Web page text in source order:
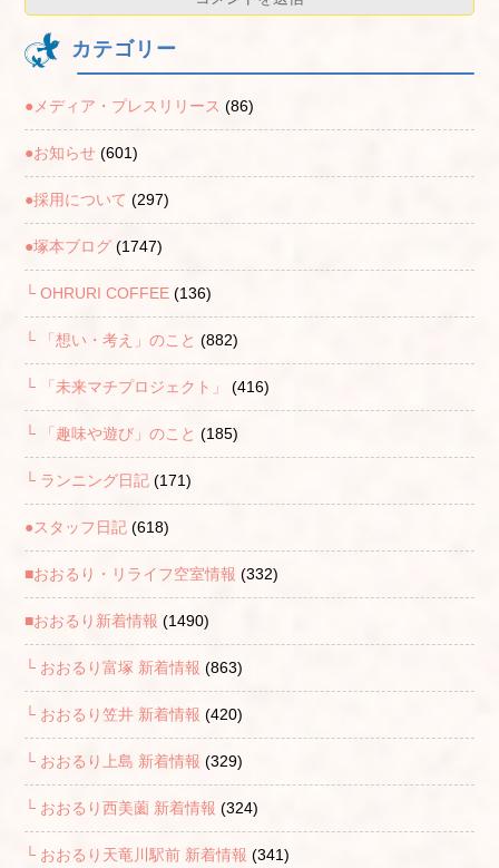
カテゴリー
●メディア・プレスリリース (86)
●お知らせ (601)
●採用について (297)
●塚本ブログ (1747)
└ OHRURI COFFEE (136)
└ 「想い・考え」のこと (882)
└ 「未来マチプロジェクト」 (416)
└ 「趣味や遊び」のこと (185)
└ ランニング日記 (171)
●スタッフ日記 (618)
■おおるり・リライフ空室情報 (332)
■おおるり新着情報 (1490)
└ おおるり富塚 新着情報 (863)
└ おおるり笠井 新着情報 (420)
└ おおるり上島 新着情報 (329)
└ おおるり西美薗 新着情報 (324)
└ おおるり天竜川駅前 新着情報 (341)